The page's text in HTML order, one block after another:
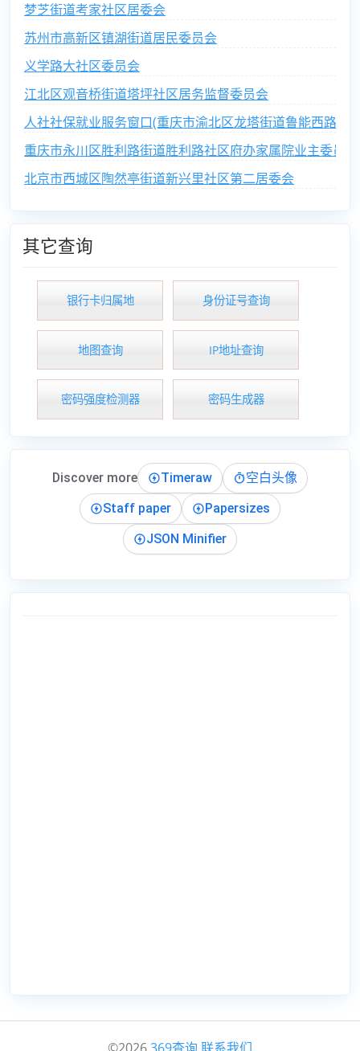
梦芝街道考家社区居委会
苏州市高新区镇湖街道居民委员会
义学路大社区委员会
江北区观音桥街道塔坪社区居务监督委员会
人社社保就业服务窗口(重庆市渝北区龙塔街道鲁能西路社
重庆市永川区胜利路街道胜利路社区府办家属院业主委员会
北京市西城区陶然亭街道新兴里社区第二居委会
其它查询
银行卡归属地 身份证号查询
地图查询 IP地址查询
密码强度检测器 密码生成器
Discover more Timeraw
空白头像
Staff paper
Papersizes
JSON Minifier